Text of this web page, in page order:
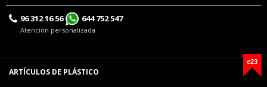
96 312 16 56 644 752 547
Atención personalizada
e23
ARTÍCULOS DE PLÁSTICO